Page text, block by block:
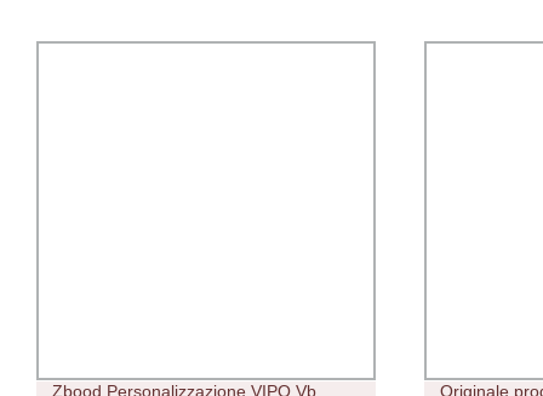
Zbood Personalizzazione VIPO Vb
Originale